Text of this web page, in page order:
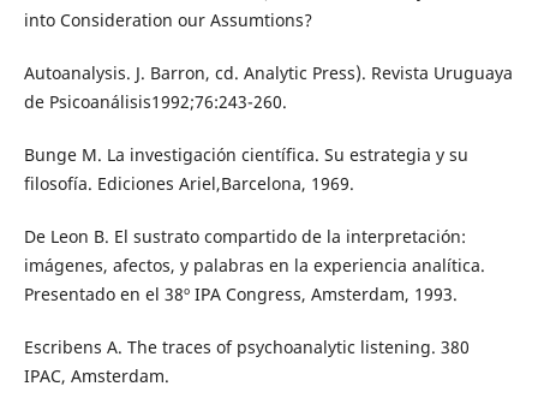
into Consideration our Assumtions?
Autoanalysis. J. Barron, cd. Analytic Press). Revista Uruguaya
de Psicoanálisis1992;76:243-260.
Bunge M. La investigación científica. Su estrategia y su
filosofía. Ediciones Ariel,Barcelona, 1969.
De Leon B. El sustrato compartido de la interpretación:
imágenes, afectos, y palabras en la experiencia analítica.
Presentado en el 38º IPA Congress, Amsterdam, 1993.
Escribens A. The traces of psychoanalytic listening. 380
IPAC, Amsterdam.